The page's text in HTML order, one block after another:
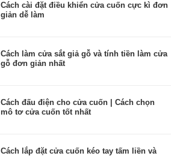
Cách cài đặt điều khiển cửa cuốn cực kì đơn
giản dễ làm
Cách làm cửa sắt giả gỗ và tính tiền làm cửa
gỗ đơn giản nhất
Cách đấu điện cho cửa cuốn | Cách chọn
mô tơ cửa cuốn tốt nhất
Cách lắp đặt cửa cuốn kéo tay tấm liền và